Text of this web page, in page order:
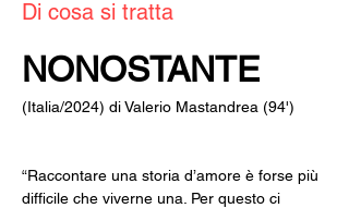
Di cosa si tratta
NONOSTANTE
(Italia/2024) di Valerio Mastandrea (94')
“Raccontare una storia d’amore è forse più
difficile che viverne una. Per questo ci